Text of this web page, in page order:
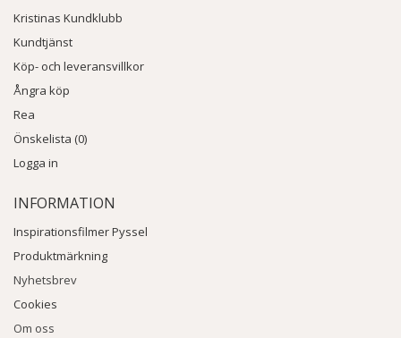
Kristinas Kundklubb
Kundtjänst
Köp- och leveransvillkor
Ångra köp
Rea
Önskelista (0)
Logga in
INFORMATION
Inspirationsfilmer Pyssel
Produktmärkning
Nyhetsbrev
Cookies
Om oss